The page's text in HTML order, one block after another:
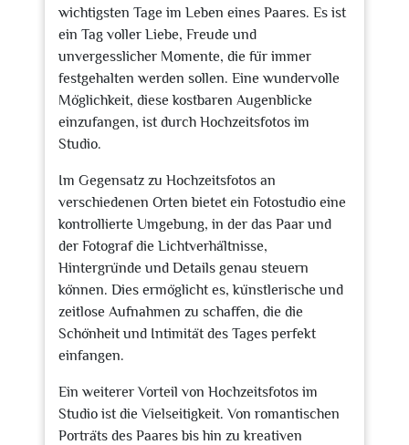
wichtigsten Tage im Leben eines Paares. Es ist
ein Tag voller Liebe, Freude und
unvergesslicher Momente, die für immer
festgehalten werden sollen. Eine wundervolle
Möglichkeit, diese kostbaren Augenblicke
einzufangen, ist durch Hochzeitsfotos im
Studio.
Im Gegensatz zu Hochzeitsfotos an
verschiedenen Orten bietet ein Fotostudio eine
kontrollierte Umgebung, in der das Paar und
der Fotograf die Lichtverhältnisse,
Hintergründe und Details genau steuern
können. Dies ermöglicht es, künstlerische und
zeitlose Aufnahmen zu schaffen, die die
Schönheit und Intimität des Tages perfekt
einfangen.
Ein weiterer Vorteil von Hochzeitsfotos im
Studio ist die Vielseitigkeit. Von romantischen
Porträts des Paares bis hin zu kreativen